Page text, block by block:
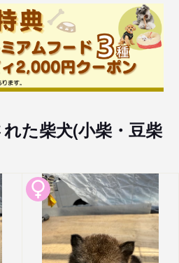
た柴犬(小柴・豆柴